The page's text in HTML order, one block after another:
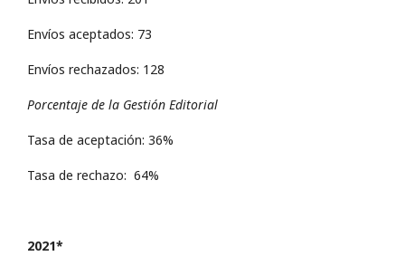
Envíos aceptados: 73
Envíos rechazados: 128
Porcentaje de la Gestión Editorial
Tasa de aceptación: 36%
Tasa de rechazo: 64%
2021*